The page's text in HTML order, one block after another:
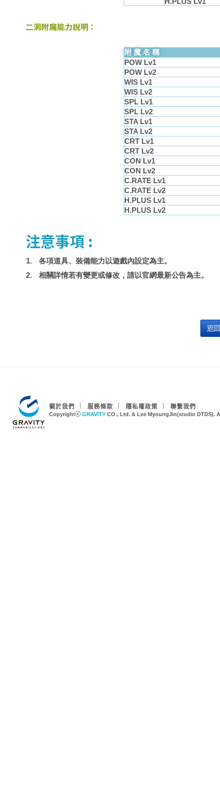
二洞附魔能力說明：
附魔名稱
POW Lv1
POW Lv2
WIS Lv1
WIS Lv2
SPL Lv1
SPL Lv2
STA Lv1
STA Lv2
CRT Lv1
CRT Lv2
CON Lv1
CON Lv2
C.RATE Lv1
C.RATE Lv2
H.PLUS Lv1
H.PLUS Lv2
注意事項 :
各項道具、裝備能力以遊戲內設定為主。
相關詳情若有變更或修改，請以官網最新公告為主。